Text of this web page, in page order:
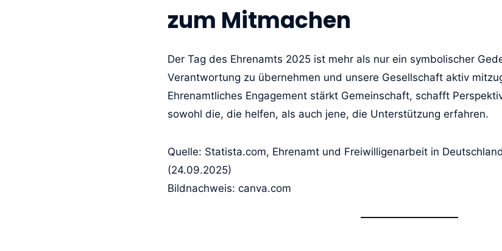
zum Mitmachen
Der Tag des Ehrenamts 2025 ist mehr als nur ein symbolischer
Verantwortung zu übernehmen und unsere Gesellschaft aktiv
Ehrenamtliches Engagement stärkt Gemeinschaft, schafft
sowohl die, die helfen, als auch jene, die Unterstützung erfahren.
Quelle: Statista.com, Ehrenamt und Freiwilligenarbeit in
(24.09.2025)
Bildnachweis: canva.com